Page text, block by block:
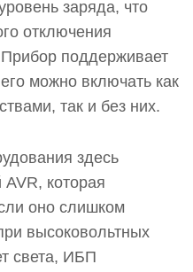
заряда, что
отключения
поддерживает
можно включать как
так и без них.
здесь
AVR, которая
оно слишком
высоковольтных
света, ИБП